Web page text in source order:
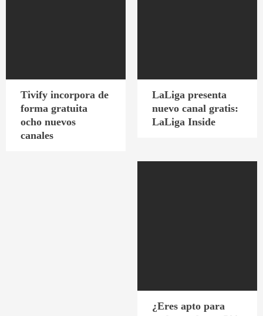
Tivify incorpora de
forma gratuita
ocho nuevos
canales
LaLiga presenta
nuevo canal gratis:
LaLiga Inside
¿Eres apto para